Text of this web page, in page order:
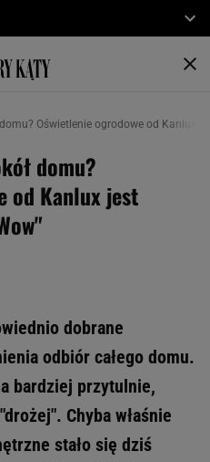
Oświetlenie ogrodowe od Kanlux
domu?
od Kanlux jest
dobrane
odbiór całego domu.
bardziej przytulnie,
Chyba właśnie
stało się dziś